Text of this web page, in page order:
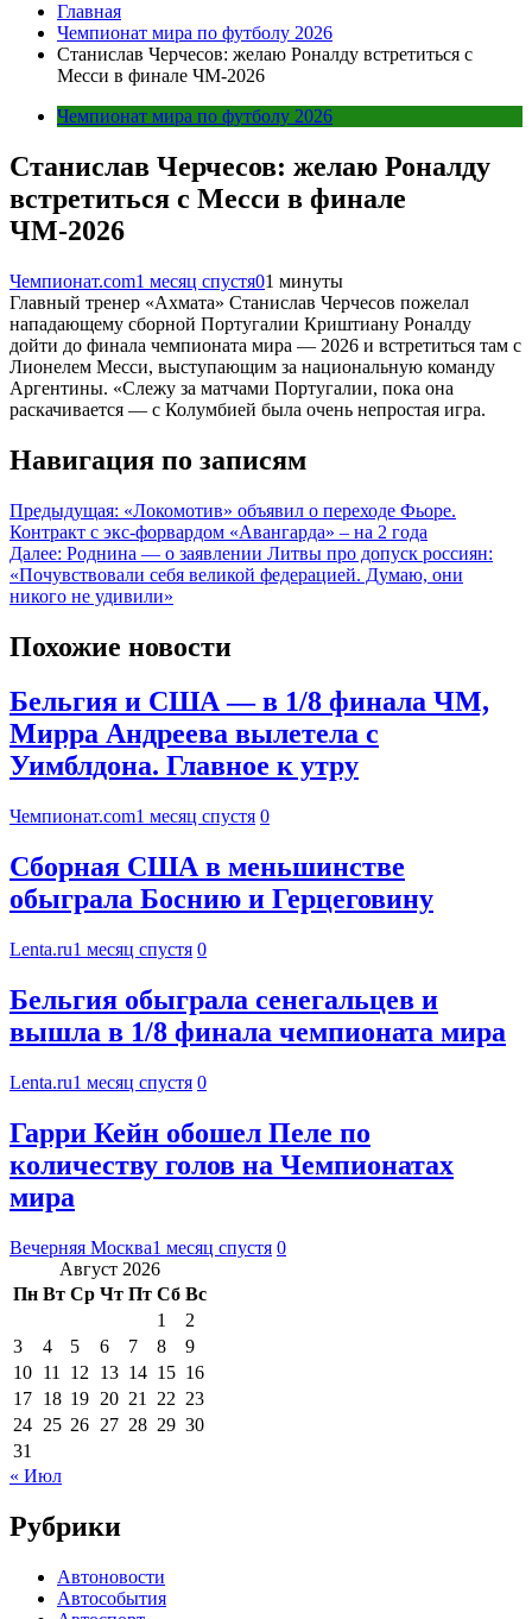
Главная
Чемпионат мира по футболу 2026
Станислав Черчесов: желаю Роналду встретиться с
Месси в финале ЧМ-2026
Чемпионат мира по футболу 2026
Станислав Черчесов: желаю Роналду
встретиться с Месси в финале
ЧМ-2026
Чемпионат.com1 месяц спустя01 минуты
Главный тренер «Ахмата» Станислав Черчесов пожелал
нападающему сборной Португалии Криштиану Роналду
дойти до финала чемпионата мира — 2026 и встретиться там с
Лионелем Месси, выступающим за национальную команду
Аргентины. «Слежу за матчами Португалии, пока она
раскачивается — с Колумбией была очень непростая игра.
Навигация по записям
Предыдущая: «Локомотив» объявил о переходе Фьоре.
Контракт с экс-форвардом «Авангарда» – на 2 года
Далее: Роднина — о заявлении Литвы про допуск россиян:
«Почувствовали себя великой федерацией. Думаю, они
никого не удивили»
Похожие новости
Бельгия и США — в 1/8 финала ЧМ,
Мирра Андреева вылетела с
Уимблдона. Главное к утру
Чемпионат.com1 месяц спустя 0
Сборная США в меньшинстве
обыграла Боснию и Герцеговину
Lenta.ru1 месяц спустя 0
Бельгия обыграла сенегальцев и
вышла в 1/8 финала чемпионата мира
Lenta.ru1 месяц спустя 0
Гарри Кейн обошел Пеле по
количеству голов на Чемпионатах
мира
Вечерняя Москва1 месяц спустя 0
Август 2026
Пн Вт Ср Чт Пт Сб Вс
1
2
3
4 5 6 7 8
9
10 11 12 13 14 15 16
17 18 19 20 21 22 23
24 25 26 27 28 29 30
31
« Июл
Рубрики
Автоновости
Автособытия